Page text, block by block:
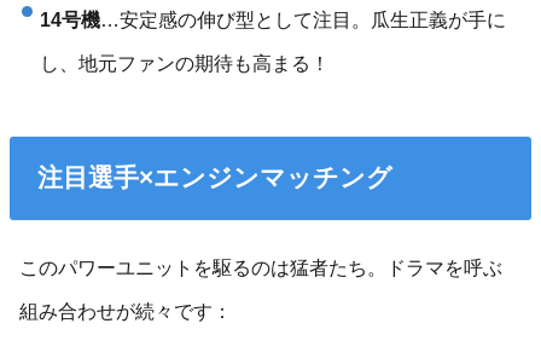
14号機…安定感の伸び型として注目。瓜生正義が手に
し、地元ファンの期待も高まる！
注目選手×エンジンマッチング
このパワーユニットを駆るのは猛者たち。ドラマを呼ぶ
組み合わせが続々です：